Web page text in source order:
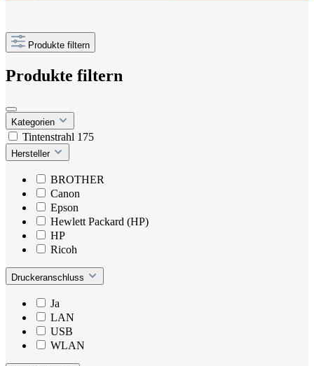
Produkte filtern
Produkte filtern
Kategorien
Tintenstrahl 175
Hersteller
BROTHER
Canon
Epson
Hewlett Packard (HP)
HP
Ricoh
Druckeranschluss
Ja
LAN
USB
WLAN